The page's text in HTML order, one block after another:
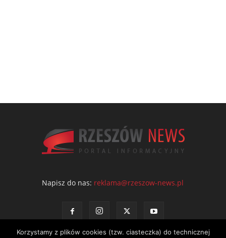
Napisz do nas: reklama@rzeszow-news.pl
Korzystamy z plików cookies (tzw. ciasteczka) do technicznej